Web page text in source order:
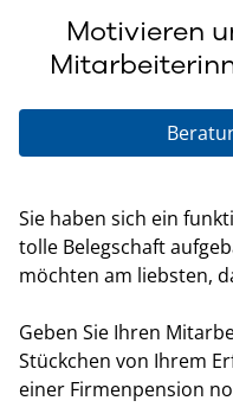
Motivieren
Sie haben sich ein
tolle Belegschaft
möchten am liebsten,
Geben Sie Ihren
Stückchen von Ihrem
einer Firmenpension